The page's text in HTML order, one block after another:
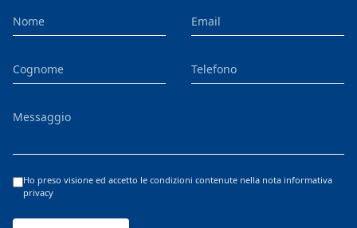
Nome Email
Cognome Telefono
Messaggio
Ho preso visione ed accetto le condizioni contenute nella nota informativa
privacy